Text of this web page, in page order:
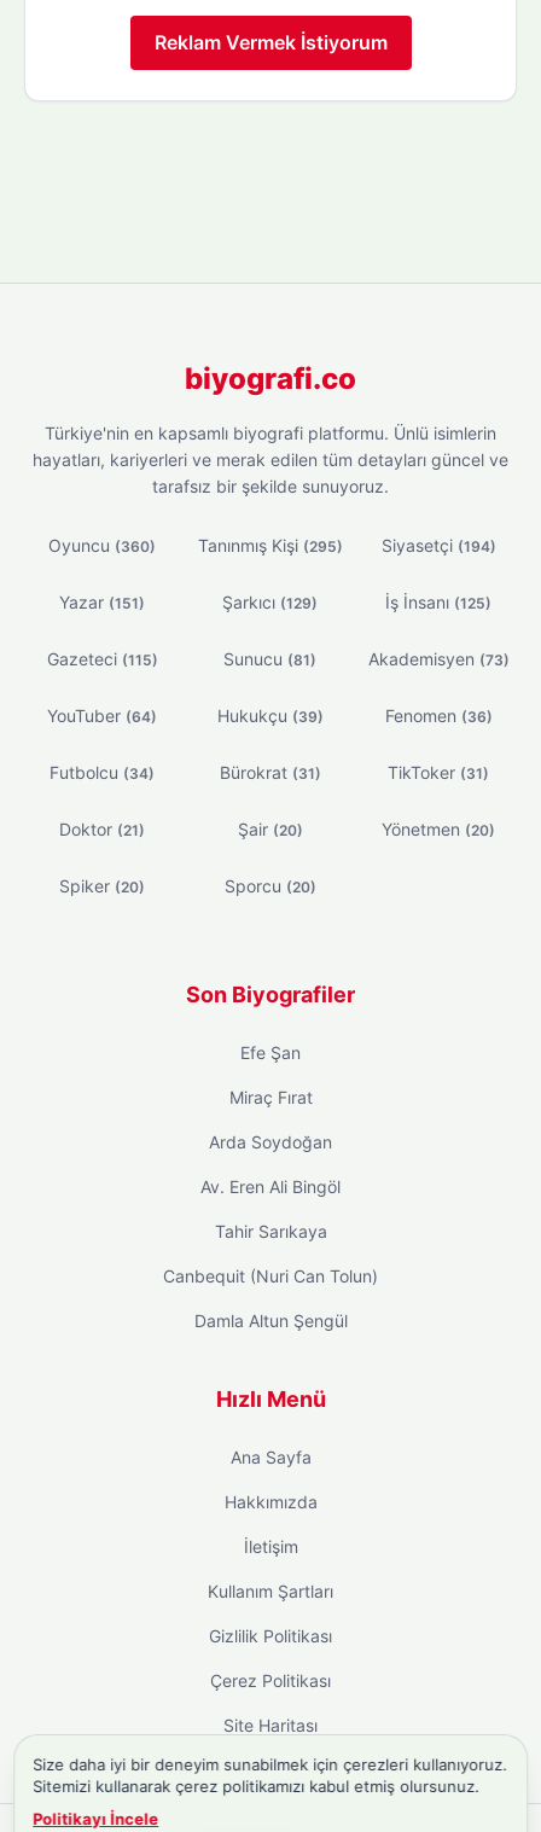
Reklam Vermek İstiyorum
biyografi.co
Türkiye'nin en kapsamlı biyografi platformu. Ünlü isimlerin
hayatları, kariyerleri ve merak edilen tüm detayları güncel ve
tarafsız bir şekilde sunuyoruz.
Oyuncu (360) Tanınmış Kişi (295) Siyasetçi (194)
Yazar (151) Şarkıcı (129) İş İnsanı (125)
Gazeteci (115) Sunucu (81) Akademisyen (73)
YouTuber (64) Hukukçu (39) Fenomen (36)
Futbolcu (34) Bürokrat (31) TikToker (31)
Doktor (21) Şair (20) Yönetmen (20)
Spiker (20) Sporcu (20)
Son Biyografiler
Efe Şan
Miraç Fırat
Arda Soydoğan
Av. Eren Ali Bingöl
Tahir Sarıkaya
Canbequit (Nuri Can Tolun)
Damla Altun Şengül
Hızlı Menü
Ana Sayfa
Hakkımızda
İletişim
Kullanım Şartları
Gizlilik Politikası
Çerez Politikası
Site Haritası
Size daha iyi bir deneyim sunabilmek için çerezleri kullanıyoruz.
Sitemizi kullanarak çerez politikamızı kabul etmiş olursunuz.
Politikayı İncele